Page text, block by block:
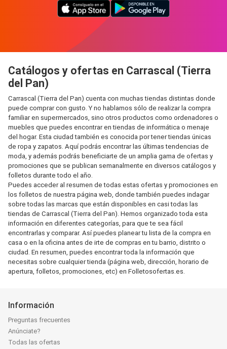
Catálogos y ofertas en Carrascal (Tierra
del Pan)
Carrascal (Tierra del Pan) cuenta con muchas tiendas distintas donde
puede comprar con gusto. Y no hablamos sólo de realizar la compra
familiar en supermercados, sino otros productos como ordenadores o
muebles que puedes encontrar en tiendas de informática o menaje
del hogar. Esta ciudad también es conocida por tener tiendas únicas
de ropa y zapatos. Aquí podrás encontrar las últimas tendencias de
moda, y además podrás beneficiarte de un amplia gama de ofertas y
promociones que se publican semanalmente en diversos catálogos y
folletos durante todo el año.
Puedes acceder al resumen de todas estas ofertas y promociones en
los folletos de nuestra página web, donde también puedes indagar
sobre todas las marcas que están disponibles en casi todas las
tiendas de Carrascal (Tierra del Pan). Hemos organizado toda esta
información en diferentes categorías, para que te sea fácil
encontrarlas y comparar. Así puedes planear tu lista de la compra en
casa o en la oficina antes de irte de compras en tu barrio, distrito o
ciudad. En resumen, puedes encontrar toda la información que
necesitas sobre cualquier tienda (página web, dirección, horario de
apertura, folletos, promociones, etc) en Folletosofertas.es.
Información
Preguntas frecuentes
Anúnciate?
Todas las ofertas